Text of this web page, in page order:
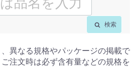
検索
異なる規格やパッケージの掲載で
注文時は必ず含有量などの規格を